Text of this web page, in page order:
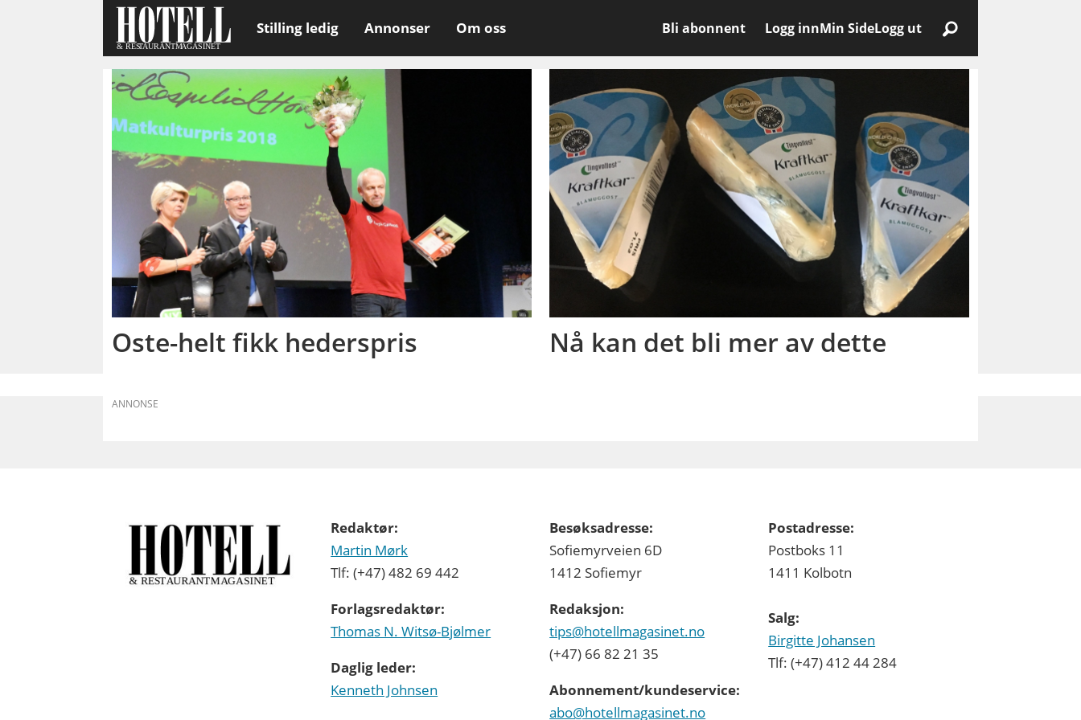
Stilling ledig Annonser Om oss Bli abonnent Logg innMin SideLogg ut
tingvollost
Oste-helt fikk hederspris Nå kan det bli mer av dette
ANNONSE
Redaktør:
Martin Mørk
Tlf: (+47) 482 69 442
Forlagsredaktør:
Thomas N. Witsø-Bjølmer
Daglig leder:
Kenneth Johnsen
Besøksadresse:
Sofiemyrveien 6D
1412 Sofiemyr
Redaksjon:
tips@hotellmagasinet.no
(+47) 66 82 21 35
Abonnement/kundeservice:
abo@hotellmagasinet.no
Postadresse:
Postboks 11
1411 Kolbotn
Salg:
Birgitte Johansen
Tlf: (+47) 412 44 284